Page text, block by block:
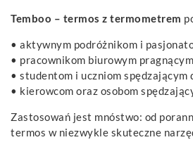
Temboo – termos z termometrem
• aktywnym podróżnikom i
• pracownikom biurowym
• studentom i uczniom spędzającym
• kierowcom oraz osobom
Zastosowań jest mnóstwo: od
termos w niezwykle skuteczne